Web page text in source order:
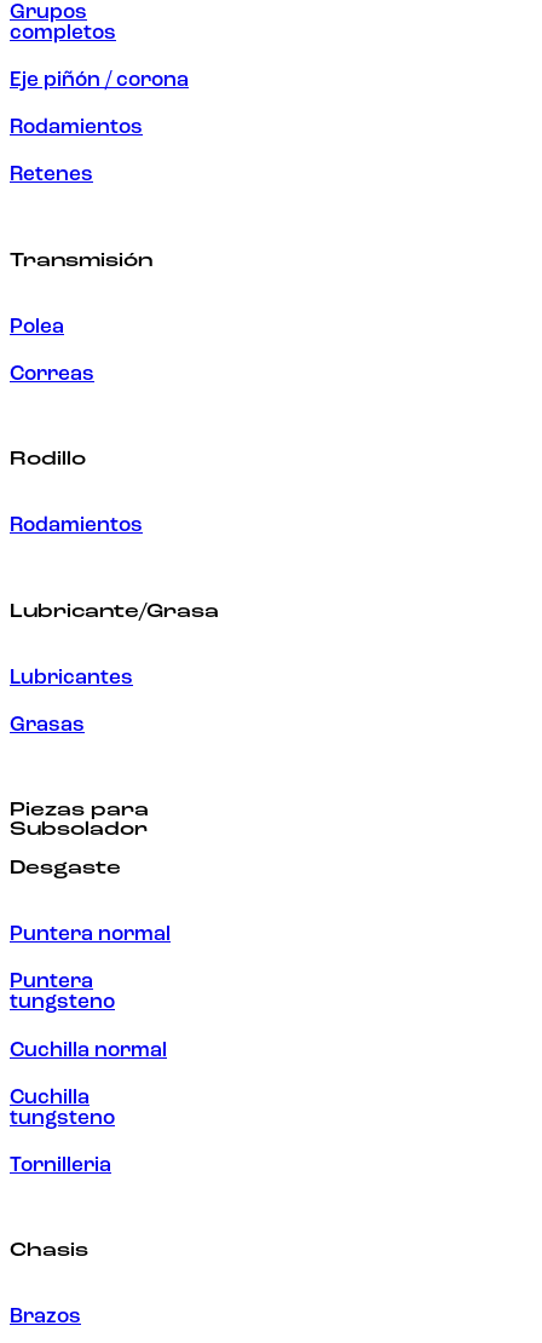
Grupos
completos
Eje piñón / corona
Rodamientos
Retenes
Transmisión
Polea
Correas
Rodillo
Rodamientos
Lubricante/Grasa
Lubricantes
Grasas
Piezas para
Subsolador
Desgaste
Puntera normal
Puntera
tungsteno
Cuchilla normal
Cuchilla
tungsteno
Tornilleria
Chasis
Brazos